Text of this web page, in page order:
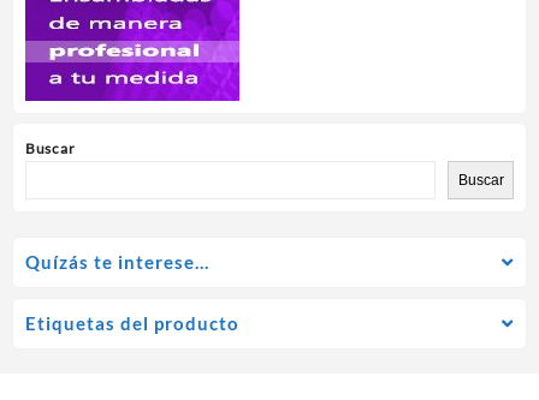
Buscar
Buscar
Quízás te interese…
Etiquetas del producto